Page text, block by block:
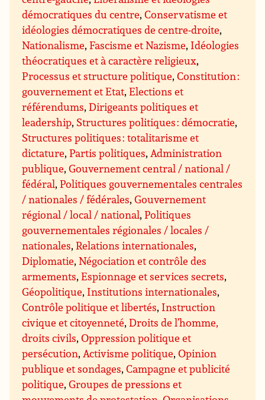
démocratiques du centre,Conservatisme et
idéologies démocratiques de centre-droite,
Nationalisme,Fascisme et Nazisme, Idéologies
théocratiques et à caractère religieux,
Processus et structure politique,Constitution :
gouvernement et Etat,Elections et
référendums,Dirigeants politiques et
leadership, Structures politiques : démocratie,
Structures politiques : totalitarisme et
dictature,Partis politiques,Administration
publique,Gouvernement central / national /
fédéral,Politiques gouvernementales centrales
/ nationales / fédérales,Gouvernement
régional / local / national,Politiques
gouvernementales régionales / locales /
nationales,Relations internationales,
Diplomatie,Négociation et contrôle des
armements,Espionnage et services secrets,
Géopolitique, Institutions internationales,
Contrôle politique et libertés, Instruction
civique et citoyenneté,Droits de l’homme,
droits civils,Oppression politique et
persécution,Activisme politique,Opinion
publique et sondages,Campagne et publicité
politique,Groupes de pressions et